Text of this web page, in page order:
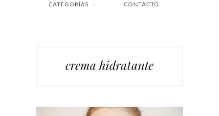
CATEGORÍAS CONTACTO
crema hidratante